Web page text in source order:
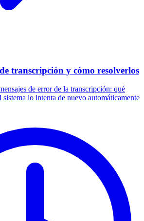
transcripción y cómo resolverlos
de error de la transcripción: qué
lo intenta de nuevo automáticamente